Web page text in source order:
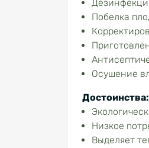
Побелка
Осушение
Достоинства:
Низкое
Выделяет